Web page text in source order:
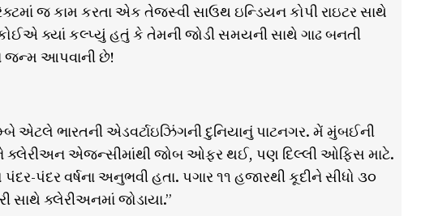
જ કામ કરતા એક તેજસ્વી સાઉથ ઇન્ડિયન કોપી રાઇટર સાથે
ક્યાં કલ્પ્યું હતું કે તેમની જોડી સમયની સાથે ગાઢ બનતી
જન્મ આપવાની છે!
એટલે ભારતની એડવર્ટાઇઝિંગની દુનિયાનું પાટનગર. મેં મુંબઈની
ક્લેરીઅન એજન્સીમાંથી જોબ ઓફર થઈ, પણ દિલ્લી ઓફિસ માટે.
પંદર વર્ષના અનુભવી હતા. પગાર ૧૧ હજારથી કૂદીને સીધો ૩૦
સાથે ક્લેરીઅનમાં જોડાયા.”